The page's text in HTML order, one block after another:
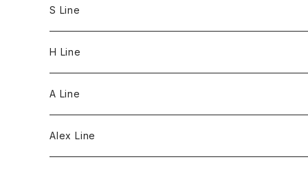
S Line
S Line Ring & Earrings
H Line
Necklace
Bracelet
A Line
Alex Line